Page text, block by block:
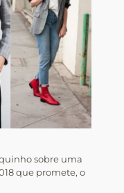
sobre uma
que promete, o